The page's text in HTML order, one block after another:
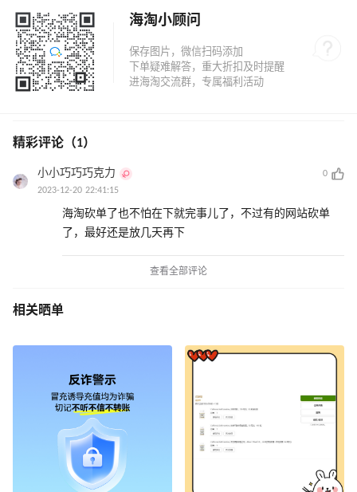
海淘小顾问
精彩评论（1）
小小巧巧巧克力
0
2023-12-20 22:41:15
海淘砍单了也不怕在下就完事儿了，不过有的网站砍单
了，最好还是放几天再下
查看全部评论
相关晒单